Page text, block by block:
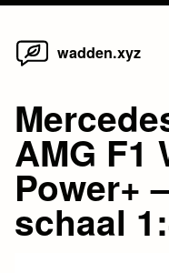
Skip
wadden.xyz
AMG F1
Power+
schaal